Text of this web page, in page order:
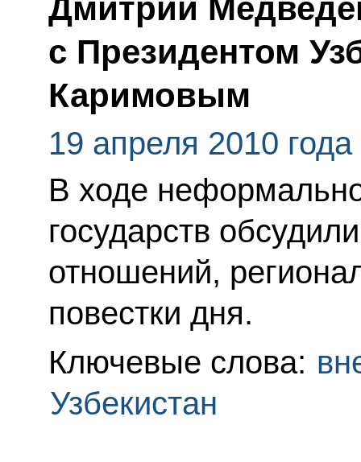
Дмитрий
с Президентом
Каримовым
19 апреля 2010 года
В ходе
государств
отношений,
повестки дня.
Ключевые слова:
Узбекистан